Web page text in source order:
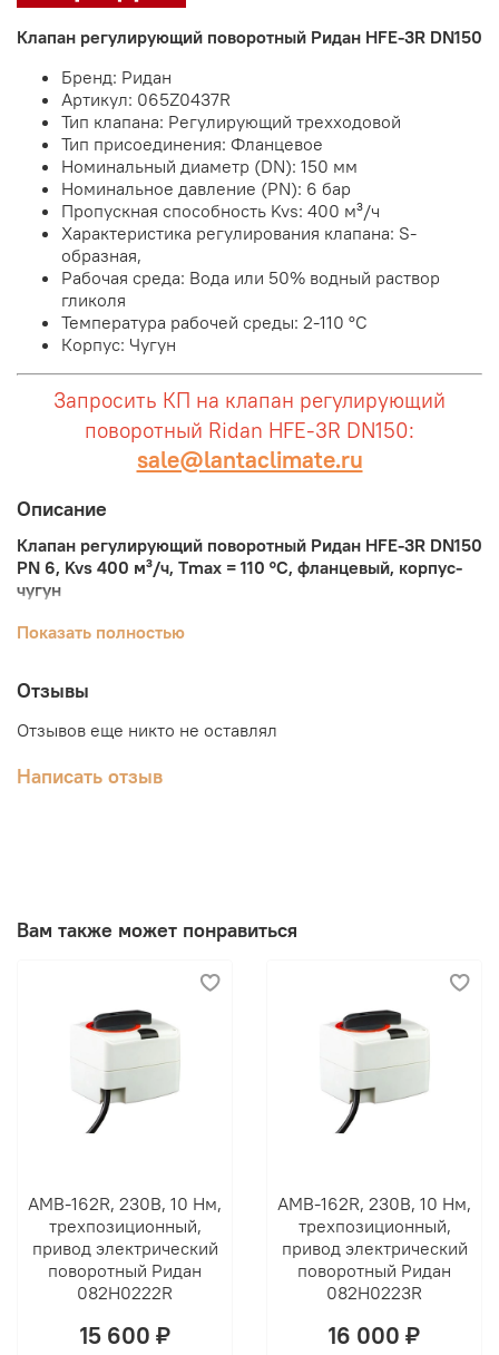
Клапан регулирующий поворотный Ридан HFE-3R DN150
Бренд: Ридан
Артикул: 065Z0437R
Тип клапана: Регулирующий трехходовой
Тип присоединения: Фланцевое
Номинальный диаметр (DN): 150 мм
Номинальное давление (PN): 6 бар
Пропускная способность Kvs: 400 м³/ч
Характеристика регулирования клапана: S-
образная,
Рабочая среда: Вода или 50% водный раствор
гликоля
Температура рабочей среды: 2-110 °С
Корпус: Чугун
Запросить КП на клапан регулирующий
поворотный Ridan HFE-3R DN150:
sale@lantaclimate.ru
Описание
Клапан регулирующий поворотный Ридан HFE-3R DN150
PN 6, Kvs 400 м³/ч, Тmax = 110 °С, фланцевый, корпус-
чугун
Клапаны регулирующие поворотные Ридан серии HFE-
теплоносителя через закрытый клапан и нет
необходимости в обеспечении точных характеристик
регулирования.Используется для смешения или
разделения потоков.
Клапаны Ridan HFE-3R могут использоваться совместно
Кроме того, он оснащён удобным индикатором
из серого чугуна. Теплоноситель, который можно
использовать с этим клапаном, — вода или
водогликолевые смеси с содержанием гликоля до 50%.
Температура теплоносителя может достигать 110 °С, а
условное давление — PN 6 бар.
Показать полностью
Отзывы
Отзывов еще никто не оставлял
Написать отзыв
Вам также может понравиться
AMB-162R, 230В, 10 Нм,
трехпозиционный,
привод электрический
поворотный Ридан
082H0222R
15 600 ₽
AMB-162R, 230В, 10 Нм,
трехпозиционный,
привод электрический
поворотный Ридан
082H0223R
16 000 ₽